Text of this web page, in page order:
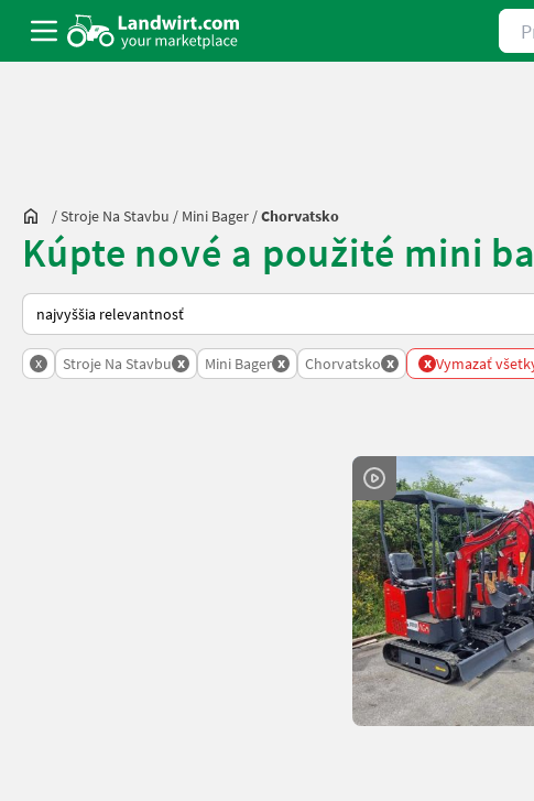
/Stroje Na Stavbu / Mini Bager /Chorvatsko
Kúpte nové a použité mini
Takto sa vykonáva triedenie na Landwirt.com
x Stroje Na Stavbu x Mini Bager x Chorvatsko x x Vymazať